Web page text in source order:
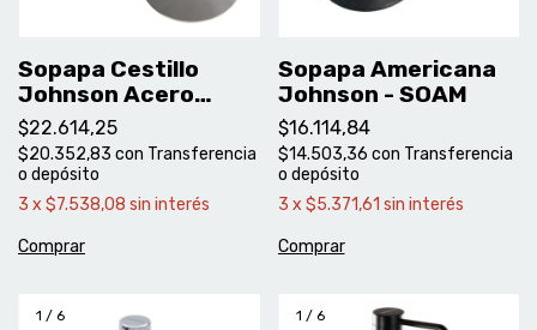
Sopapa Cestillo
Johnson Acero
Inoxidable con
Cubre Cestillo
$22.614,25
$20.352,83 con Transferencia
o depósito
3 x $7.538,08 sin interés
Sopapa Americana
Johnson - SOAM
$16.114,84
$14.503,36 con Transferencia
o depósito
3 x $5.371,61 sin interés
1 / 6 1 / 6